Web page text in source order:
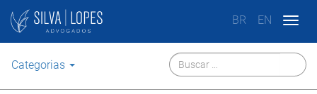
BR EN
Categorias